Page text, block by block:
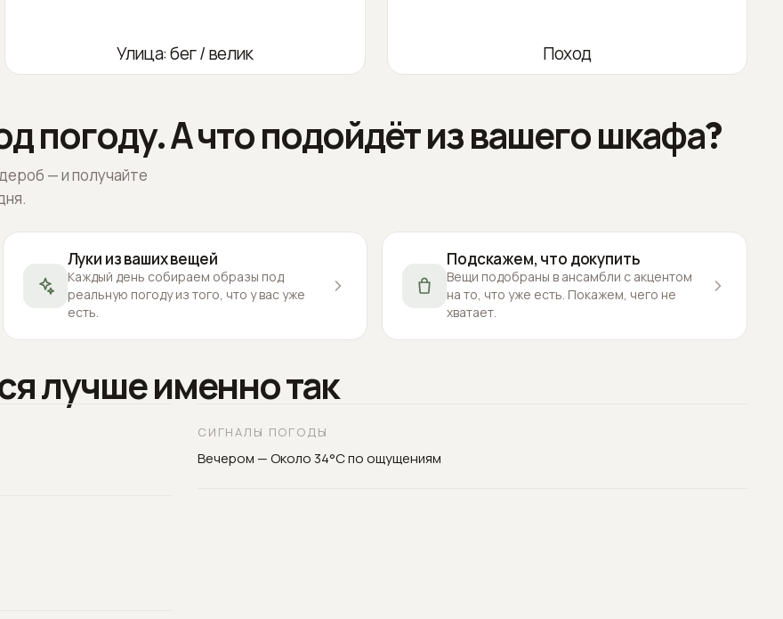
Улица: бег / велик Поход
погоду. А что подойдёт из вашего шкафа?
— и получайте
Луки из ваших вещей
Каждый день собираем образы под
реальную погоду из того, что у вас уже
есть.
Подскажем, что докупить
Вещи подобраны в ансамбли с акцентом
на то, что уже есть. Покажем, чего не
хватает.
лучше именно так
СИГНАЛЫ ПОГОДЫ
Вечером — Около 34°C по ощущениям